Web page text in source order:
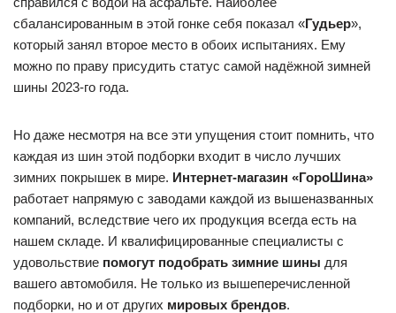
сбалансированным в этой гонке себя показал «Гудьер»,
который занял второе место в обоих испытаниях. Ему
можно по праву присудить статус самой надёжной зимней
шины 2023-го года.
Но даже несмотря на все эти упущения стоит помнить, что
каждая из шин этой подборки входит в число лучших
зимних покрышек в мире. Интернет-магазин «ГороШина»
работает напрямую с заводами каждой из вышеназванных
компаний, вследствие чего их продукция всегда есть на
нашем складе. И квалифицированные специалисты с
удовольствие помогут подобрать зимние шины для
вашего автомобиля. Не только из вышеперечисленной
подборки, но и от других мировых брендов.